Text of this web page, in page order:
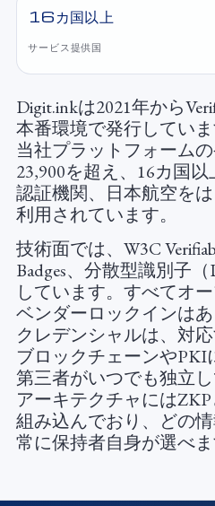
16カ国以上
サービス提供国
Digit.inkは​2021年から​
本番環境で​発行していま
当社プラットフォーム
23,900を​超え、​16カ国以
認証機関、​日本航​空を​
利用されています。
技術面では、​W3C
Badges、​分散型識別子​
しています。​すべて​オ
ベンダーロックインは​
クレデンシャルは、​対
ブロックチェーンや​PKI
第三者が​いつでも​独立し
アーキテクチャには​
組み込んで​おり、​どの​
常に​保持者自身が​選べま